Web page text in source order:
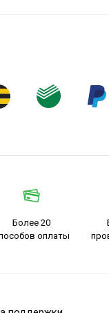
Более 20
оплаты